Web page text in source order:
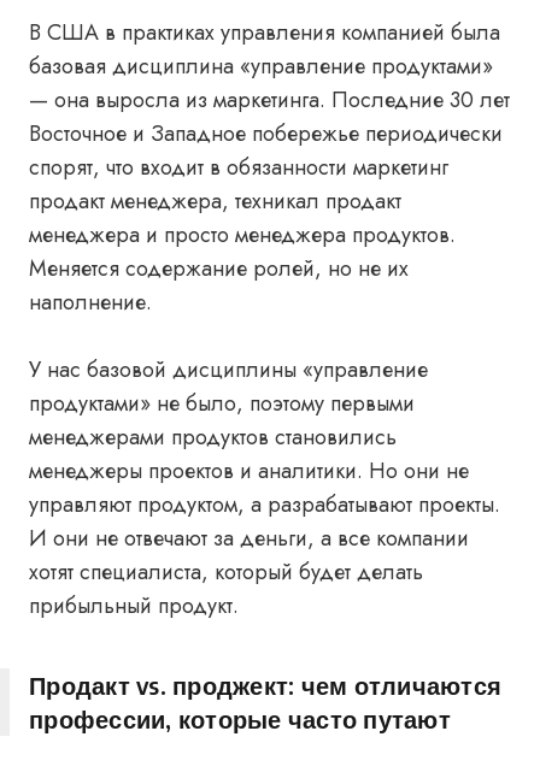
В США в практиках управления компанией была
базовая дисциплина «управление продуктами»
— она выросла из маркетинга. Последние 30 лет
Восточное и Западное побережье периодически
спорят, что входит в обязанности маркетинг
продакт менеджера, техникал продакт
менеджера и просто менеджера продуктов.
Меняется содержание ролей, но не их
наполнение.
У нас базовой дисциплины «управление
продуктами» не было, поэтому первыми
менеджерами продуктов становились
менеджеры проектов и аналитики. Но они не
управляют продуктом, а разрабатывают проекты.
И они не отвечают за деньги, а все компании
хотят специалиста, который будет делать
прибыльный продукт.
Продакт vs. проджект: чем отличаются
профессии, которые часто путают